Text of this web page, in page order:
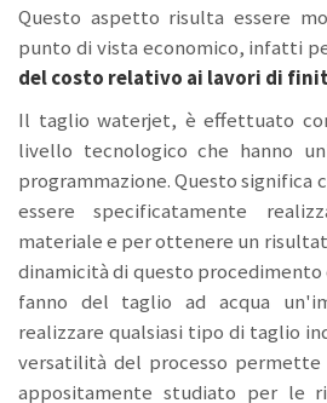
Questo aspetto risulta essere
punto di vista economico, infatti
del costo relativo ai lavori di
Il taglio waterjet, è effettuato
livello tecnologico che hanno
programmazione. Questo significa
essere specificatamente
materiale e per ottenere un
dinamicità di questo procedimento
fanno del taglio ad acqua
realizzare qualsiasi tipo di taglio
versatilità del processo
appositamente studiato per le